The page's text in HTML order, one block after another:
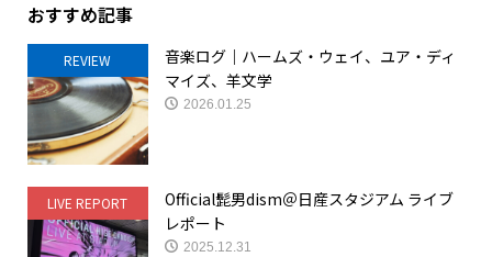
おすすめ記事
REVIEW
音楽ログ｜ハームズ・ウェイ、ユア・ディ
マイズ、羊文学
2026.01.25
LIVE REPORT
Official髭男dism＠日産スタジアム ライブ
レポート
2025.12.31